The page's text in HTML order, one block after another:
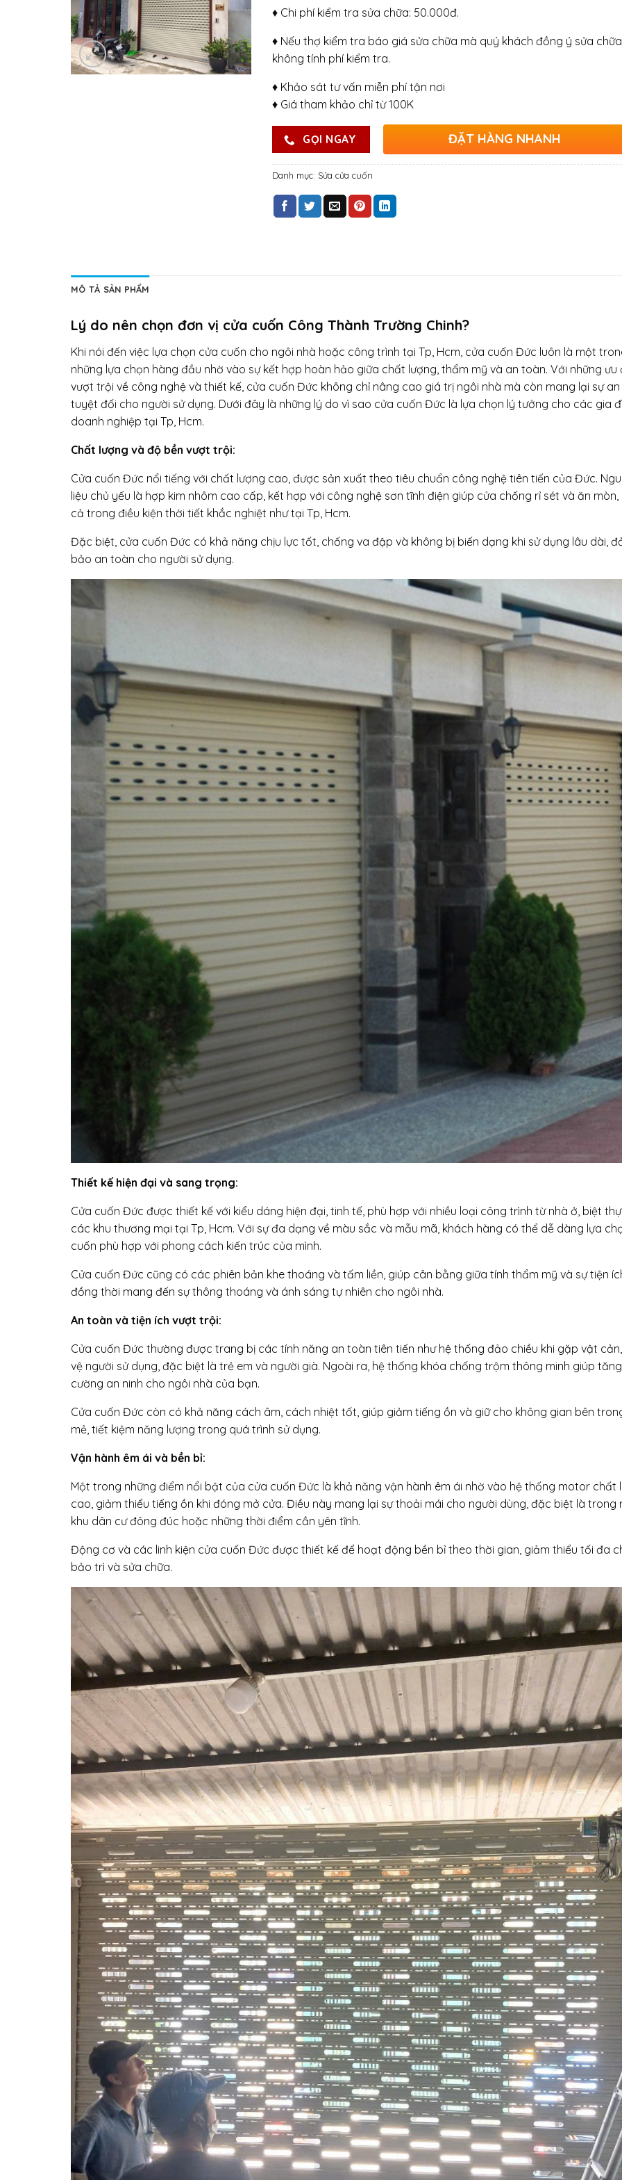
♦ Chi phí kiểm tra sửa chữa: 50.000đ.
♦ Nếu thợ kiểm tra báo giá sửa chữa mà quý khách đồng ý sửa
không tính phí kiểm tra.
♦ Khảo sát tư vấn miễn phí tận nơi
♦ Giá tham khảo chỉ từ 100K
GỌI NGAY ĐẶT HÀNG NHANH
Danh mục: Sửa cửa cuốn
MÔ TẢ SẢN PHẨM
Lý do nên chọn đơn vị cửa cuốn Công Thành Trường Chinh?
Khi nói đến việc lựa chọn cửa cuốn cho ngôi nhà hoặc công trình tại Tp, Hcm, cửa cuốn Đức luôn là một
những lựa chọn hàng đầu nhờ vào sự kết hợp hoàn hảo giữa chất lượng, thẩm mỹ và an toàn. Với những ưu
vượt trội về công nghệ và thiết kế, cửa cuốn Đức không chỉ nâng cao giá trị ngôi nhà mà còn mang lại sự
tuyệt đối cho người sử dụng. Dưới đây là những lý do vì sao cửa cuốn Đức là lựa chọn lý tưởng cho các gia
doanh nghiệp tại Tp, Hcm.
Chất lượng và độ bền vượt trội:
Cửa cuốn Đức nổi tiếng với chất lượng cao, được sản xuất theo tiêu chuẩn công nghệ tiên tiến của Đức.
liệu chủ yếu là hợp kim nhôm cao cấp, kết hợp với công nghệ sơn tĩnh điện giúp cửa chống rỉ sét và ăn mòn,
cả trong điều kiện thời tiết khắc nghiệt như tại Tp, Hcm.
Đặc biệt, cửa cuốn Đức có khả năng chịu lực tốt, chống va đập và không bị biến dạng khi sử dụng lâu dài,
bảo an toàn cho người sử dụng.
Thiết kế hiện đại và sang trọng:
Cửa cuốn Đức được thiết kế với kiểu dáng hiện đại, tinh tế, phù hợp với nhiều loại công trình từ nhà ở, biệt
các khu thương mại tại Tp, Hcm. Với sự đa dạng về màu sắc và mẫu mã, khách hàng có thể dễ dàng lựa
cuốn phù hợp với phong cách kiến trúc của mình.
Cửa cuốn Đức cũng có các phiên bản khe thoáng và tấm liền, giúp cân bằng giữa tính thẩm mỹ và sự tiện
đồng thời mang đến sự thông thoáng và ánh sáng tự nhiên cho ngôi nhà.
An toàn và tiện ích vượt trội:
Cửa cuốn Đức thường được trang bị các tính năng an toàn tiên tiến như hệ thống đảo chiều khi gặp vật
vệ người sử dụng, đặc biệt là trẻ em và người già. Ngoài ra, hệ thống khóa chống trộm thông minh giúp tăng
cường an ninh cho ngôi nhà của bạn.
Cửa cuốn Đức còn có khả năng cách âm, cách nhiệt tốt, giúp giảm tiếng ồn và giữ cho không gian bên
mẻ, tiết kiệm năng lượng trong quá trình sử dụng.
Vận hành êm ái và bền bỉ:
Một trong những điểm nổi bật của cửa cuốn Đức là khả năng vận hành êm ái nhờ vào hệ thống motor chất
cao, giảm thiểu tiếng ồn khi đóng mở cửa. Điều này mang lại sự thoải mái cho người dùng, đặc biệt là trong
khu dân cư đông đúc hoặc những thời điểm cần yên tĩnh.
Động cơ và các linh kiện cửa cuốn Đức được thiết kế để hoạt động bền bỉ theo thời gian, giảm thiểu tối đa
bảo trì và sửa chữa.